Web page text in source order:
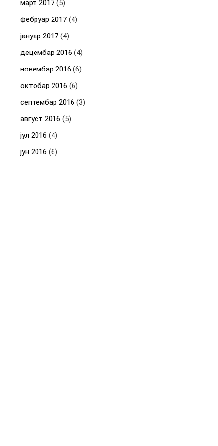
март 2017 (5)
фебруар 2017 (4)
јануар 2017 (4)
децембар 2016 (4)
новембар 2016 (6)
октобар 2016 (6)
септембар 2016 (3)
август 2016 (5)
јул 2016 (4)
јун 2016 (6)